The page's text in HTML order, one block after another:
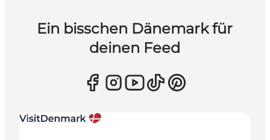
Ein bisschen Dänemark für
deinen Feed